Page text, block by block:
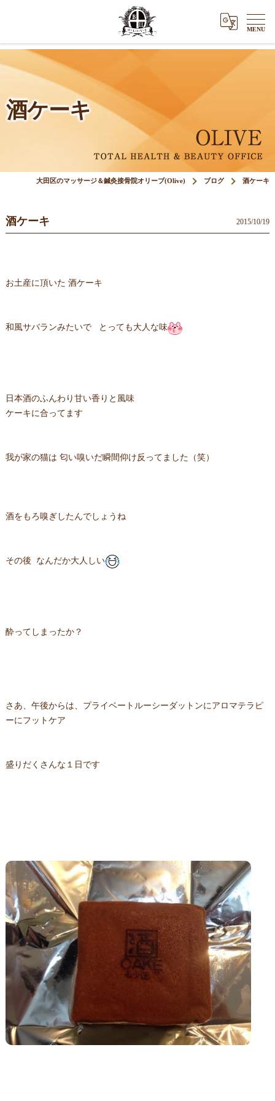
酒ケーキ
大田区のマッサージ＆鍼灸接骨院オリーブ(Olive) ブログ 酒ケーキ
酒ケーキ 2015/10/19
お土産に頂いた 酒ケーキ
和風サバランみたいで とっても大人な味
日本酒のふんわり甘い香りと風味
ケーキに合ってます
我が家の猫は 匂い嗅いだ瞬間仰け反ってました（笑）
酒をもろ嗅ぎしたんでしょうね
その後 なんだか大人しい
酔ってしまったか？
さあ、午後からは、プライベートルーシーダットンにアロマテラピ
ーにフットケア
盛りだくさんな１日です